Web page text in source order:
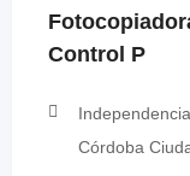
Control P
Córdoba